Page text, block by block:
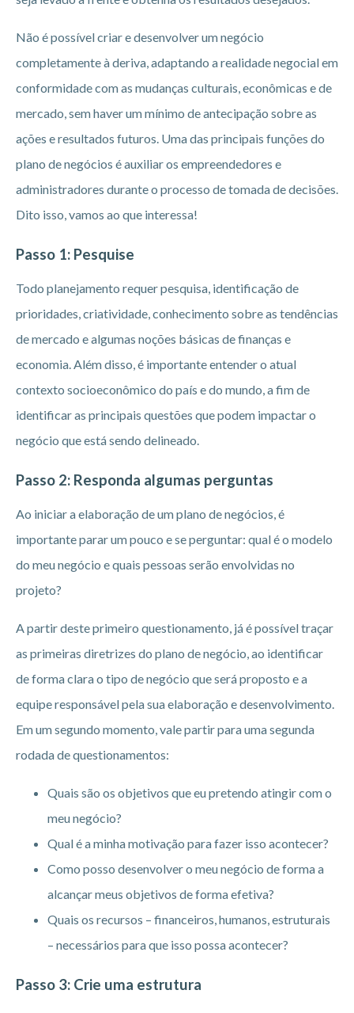
Não é possível criar e desenvolver um negócio
completamente à deriva, adaptando a realidade negocial em
conformidade com as mudanças culturais, econômicas e de
mercado, sem haver um mínimo de antecipação sobre as
ações e resultados futuros. Uma das principais funções do
plano de negócios é auxiliar os empreendedores e
administradores durante o processo de tomada de decisões.
Dito isso, vamos ao que interessa!
Passo 1: Pesquise
Todo planejamento requer pesquisa, identificação de
prioridades, criatividade, conhecimento sobre as tendências
de mercado e algumas noções básicas de finanças e
economia. Além disso, é importante entender o atual
contexto socioeconômico do país e do mundo, a fim de
identificar as principais questões que podem impactar o
negócio que está sendo delineado.
Passo 2: Responda algumas perguntas
Ao iniciar a elaboração de um plano de negócios, é
importante parar um pouco e se perguntar: qual é o modelo
do meu negócio e quais pessoas serão envolvidas no
projeto?
A partir deste primeiro questionamento, já é possível traçar
as primeiras diretrizes do plano de negócio, ao identificar
de forma clara o tipo de negócio que será proposto e a
equipe responsável pela sua elaboração e desenvolvimento.
Em um segundo momento, vale partir para uma segunda
rodada de questionamentos:
Quais são os objetivos que eu pretendo atingir com o
meu negócio?
Qual é a minha motivação para fazer isso acontecer?
Como posso desenvolver o meu negócio de forma a
alcançar meus objetivos de forma efetiva?
Quais os recursos – financeiros, humanos, estruturais
– necessários para que isso possa acontecer?
Passo 3: Crie uma estrutura